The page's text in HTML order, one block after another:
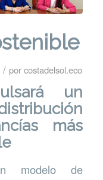
/ porcostadelsol.eco
un
más
modelo de